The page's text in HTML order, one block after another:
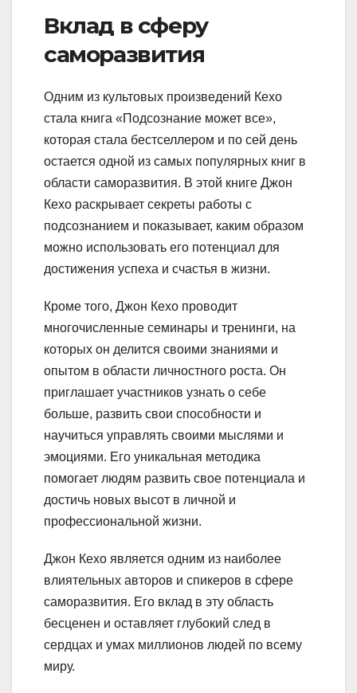
Вклад в сферу
саморазвития
Одним из культовых произведений Кехо
стала книга «Подсознание может все»,
которая стала бестселлером и по сей день
остается одной из самых популярных книг в
области саморазвития. В этой книге Джон
Кехо раскрывает секреты работы с
подсознанием и показывает, каким образом
можно использовать его потенциал для
достижения успеха и счастья в жизни.
Кроме того, Джон Кехо проводит
многочисленные семинары и тренинги, на
которых он делится своими знаниями и
опытом в области личностного роста. Он
приглашает участников узнать о себе
больше, развить свои способности и
научиться управлять своими мыслями и
эмоциями. Его уникальная методика
помогает людям развить свое потенциала и
достичь новых высот в личной и
профессиональной жизни.
Джон Кехо является одним из наиболее
влиятельных авторов и спикеров в сфере
саморазвития. Его вклад в эту область
бесценен и оставляет глубокий след в
сердцах и умах миллионов людей по всему
миру.